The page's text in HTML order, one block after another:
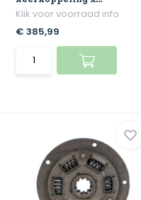
Klik voor voorraad info
€ 385,99